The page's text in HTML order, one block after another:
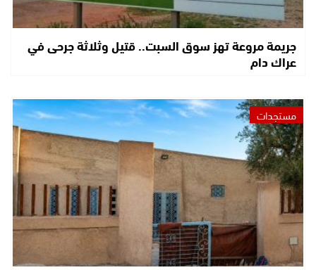
جريمة مروعة تهز سوق السبت.. قتيل وثلاثة جرحى في
عراك دام
مستجدات